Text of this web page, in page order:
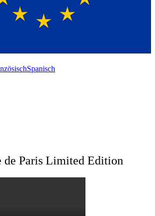
Spanisch
de Paris Limited Edition